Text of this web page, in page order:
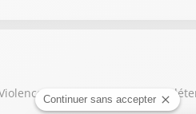
contre les femmes, la